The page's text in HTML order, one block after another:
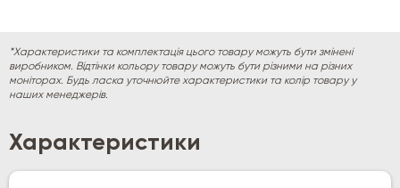
*Характеристики та комплектація цього товару можуть бути змінені
виробником. Відтінки кольору товару можуть бути різними на різних
моніторах. Будь ласка уточнюйте характеристики та колір товару у
наших менеджерів.
Характеристики